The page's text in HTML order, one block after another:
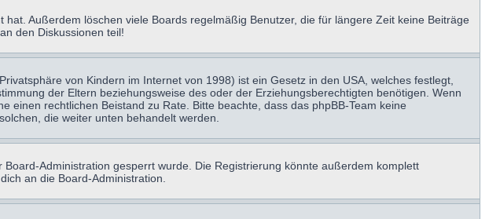
Außerdem löschen viele Boards regelmäßig Benutzer, die für längere Zeit keine Beiträge
den Diskussionen teil!
von Kindern im Internet von 1998) ist ein Gesetz in den USA, welches festlegt,
der Eltern beziehungsweise des oder der Erziehungsberechtigten benötigen. Wenn
rechtlichen Beistand zu Rate. Bitte beachte, dass das phpBB-Team keine
die weiter unten behandelt werden.
Administration gesperrt wurde. Die Registrierung könnte außerdem komplett
an die Board-Administration.